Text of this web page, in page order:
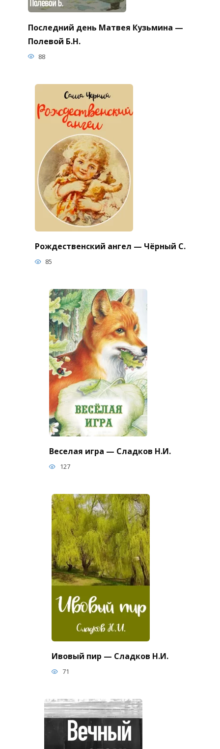
Последний день Матвея Кузьмина —
Полевой Б.Н.
88
Рождественский ангел — Чёрный С.
85
Веселая игра — Сладков Н.И.
127
Ивовый пир — Сладков Н.И.
71